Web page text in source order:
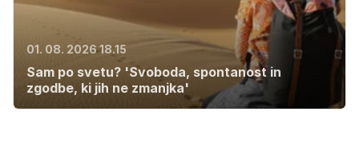
01. 08. 2026 18.15
Sam po svetu? 'Svoboda, spontanost in
zgodbe, ki jih ne zmanjka'